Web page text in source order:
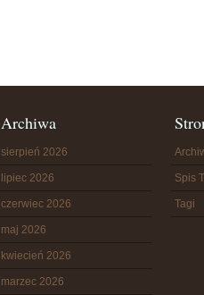
Archiwa
sierpień 2026
lipiec 2026
czerwiec 2026
maj 2026
kwiecień 2026
marzec 2026
Spis
Tagi